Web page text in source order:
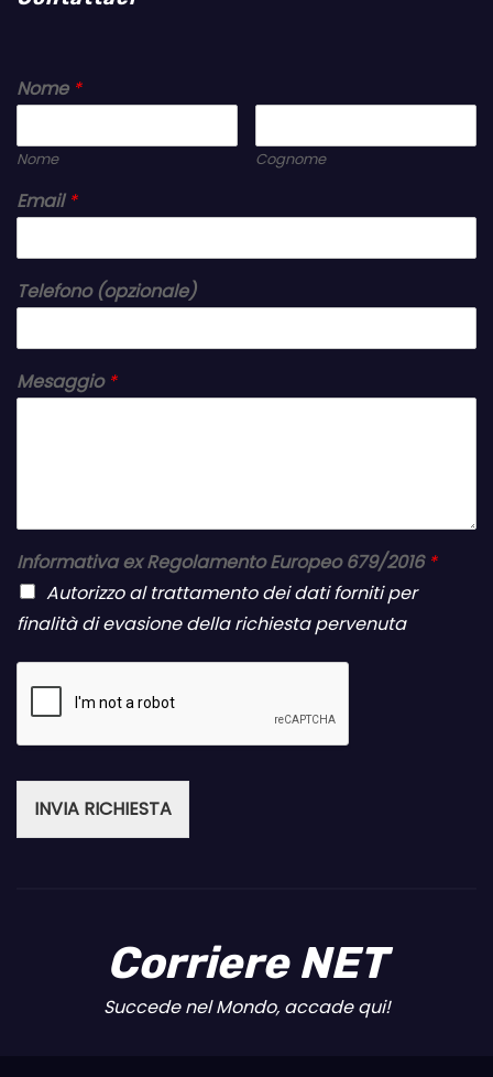
Nome *
Nome Cognome
Email *
Telefono (opzionale)
Mesaggio *
Informativa ex Regolamento Europeo 679/2016 *
Autorizzo al trattamento dei dati forniti per
finalità di evasione della richiesta pervenuta
INVIA RICHIESTA
Corriere NET
Succede nel Mondo, accade qui!